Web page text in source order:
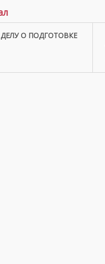
О ПОДГОТОВКЕ